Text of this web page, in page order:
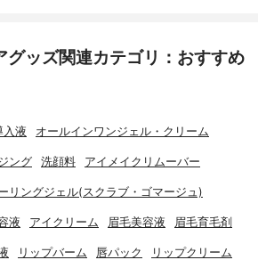
グッズ関連カテゴリ：おすすめ
入液 オールインワンジェル・クリーム
ング 洗顔料 アイメイクリムーバー
リングジェル(スクラブ・ゴマージュ)
液 アイクリーム 眉毛美容液 眉毛育毛剤
リップバーム 唇パック リップクリーム